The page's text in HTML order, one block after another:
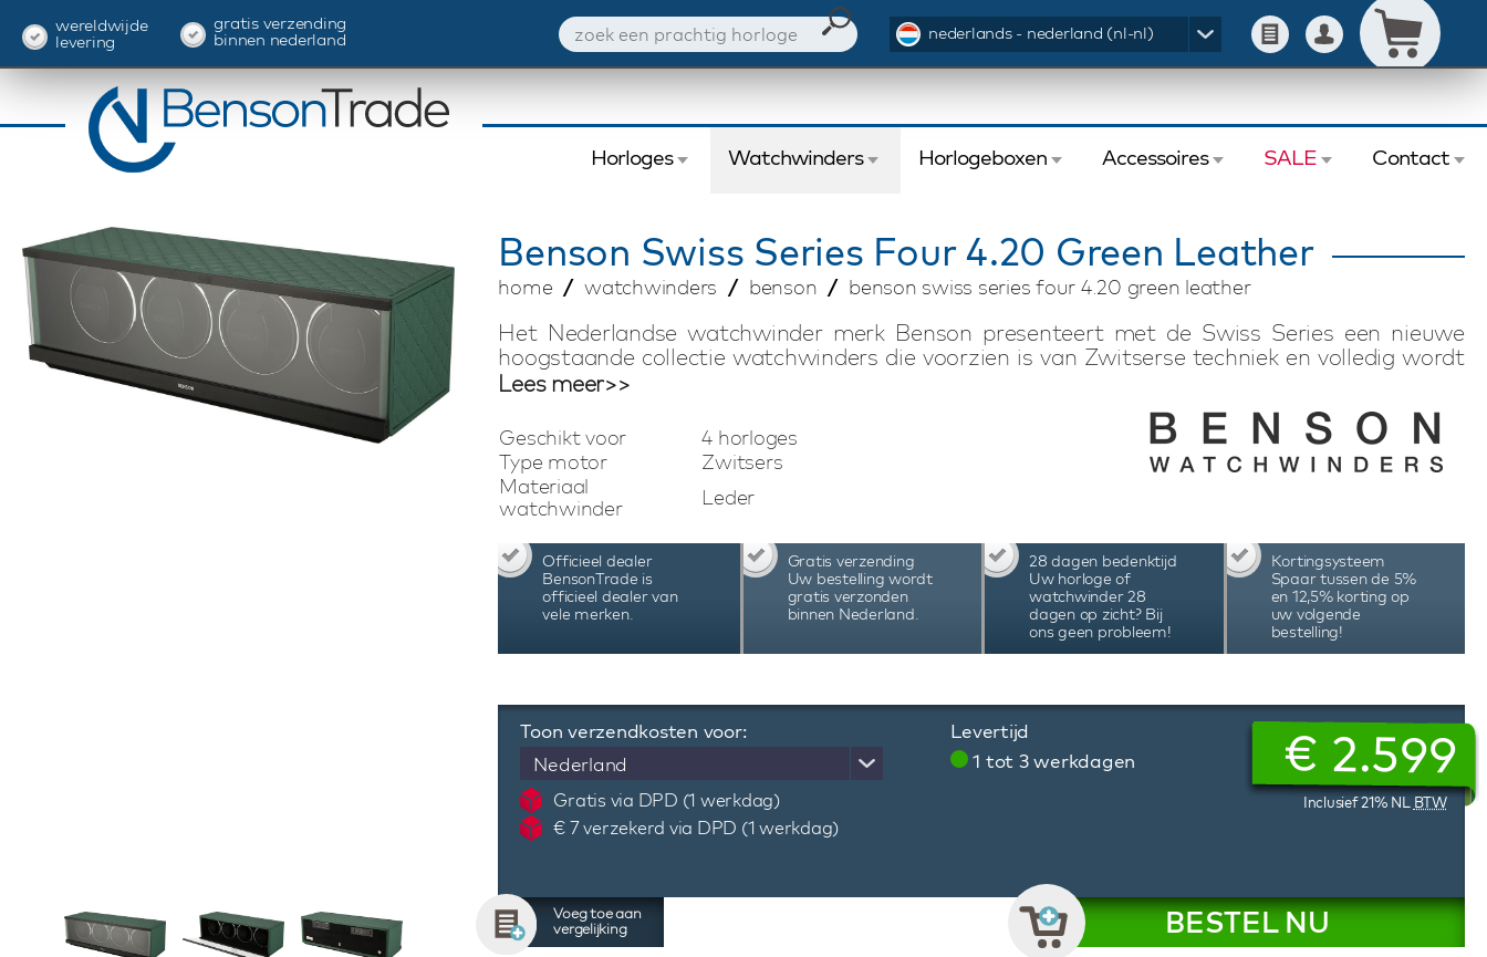
wereldwijde
levering
gratis verzending
binnen nederland nederlands - nederland (nl-nl)
Horloges Watchwinders Horlogeboxen Accessoires SALE Contact
Benson Swiss Series Four 4.20 Green Leather
home watchwinders benson benson swiss series four 4.20 green leather
Het Nederlandse watchwinder merk Benson presenteert met de Swiss Series een nieuwe
hoogstaande collectie watchwinders die voorzien is van Zwitserse techniek en volledig wordt
geassembleerd in Nederland. De Swiss made motoren zijn hebben een zeer laag geluidsniveau
en behoren tot de beste op de markt. Deze compacte Benson Swiss Series Four 4.20 Green
Leather watchwinder is geschikt voor het opwinden van elk automatisch horloge doordat de
draairichting, het aantal omwentelingen per dag en de horlogehouder per horloge individueel
ingesteld kan worden. Door het speciaal ontwikkelde veiligheidsysteem ontkoppelt de motor
wanneer een horloge in de watchwinder wordt geplaatst of eruit gehaald wordt. De
de gewenste instellingen. De combinatie van Zwitserse techniek, hoogwaardig
materiaalgebruik, uitstekende functionaliteit en assemblage in Nederland maken deze Benson
Swiss Series Four 4.20 Green Leather watchwinder tot één van beste watchwinders ter
wereld.
Lees meer>>
Geschikt voor
4 horloges
Type motor
Zwitsers
Materiaal
watchwinder
Leder
Officieel dealer
BensonTrade is
officieel dealer van
vele merken.
Gratis verzending
Uw bestelling wordt
gratis verzonden
binnen Nederland.
28 dagen bedenktijd
Uw horloge of
watchwinder 28
dagen op zicht? Bij
ons geen probleem!
Kortingsysteem
Spaar tussen de 5%
en 12,5% korting op
uw volgende
bestelling!
Toon verzendkosten voor:
Nederland
Gratis via DPD (1 werkdag)
€ 7 verzekerd via DPD (1 werkdag)
Levertijd
1 tot 3 werkdagen
€ 2.599
Inclusief 21% NL BTW
Voeg toe aan
vergelijking
BESTEL NU